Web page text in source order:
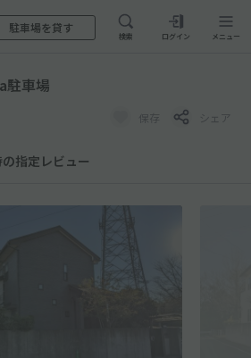
駐車場を貸す
検索 ログイン メニュー
駐車場
保存 シェア
の指定レビュー